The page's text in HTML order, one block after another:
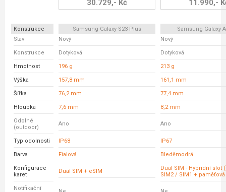
30.729,- Kč 11.990,-
Konstrukce Samsung Galaxy S23 Plus
Samsung Galaxy
Stav
Nový Nový
Konstrukce Dotyková Dotyková
Hmotnost 196 g 213 g
Výška 157,8 mm 161,1 mm
Šířka 76,2 mm 77,4 mm
Hloubka 7,6 mm 8,2 mm
Odolné
(outdoor)
Ano Ano
Typ odolnosti IP68 IP67
Barva Fialová Bleděmodrá
Konfigurace
karet
Dual SIM + eSIM
Dual SIM - Hybridní slot
SIM2 / SIM1 + paměťová
Notifikační